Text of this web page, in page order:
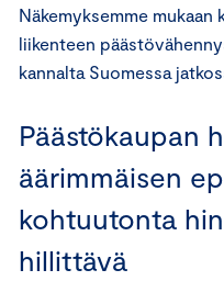
Näkemyksemme
liikenteen
kannalta Suomessa
Päästökaupan
äärimmäisen
kohtuutonta
hillittävä